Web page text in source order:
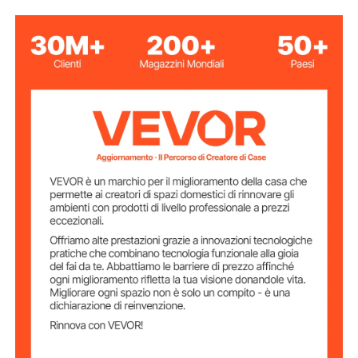
Tipo di prodotto versione a quattro lati
100% poliestere
di dimensioni
204 cm
Forme compatibili
del gazebo
Peso del prodotto 10 libbre / 4,55 kg
Dimensioni del
prodotto